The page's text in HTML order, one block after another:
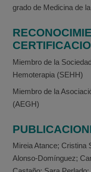
grado de Medicina de
Miembro de la
Hemoterapia (SEHH)
Miembro de la
(AEGH)
Mireia Atance; Cristina
Alonso-Domínguez;